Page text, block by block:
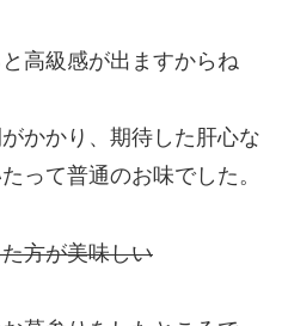
高級感が出ますからね
かかり、期待した肝心な
って普通のお味でした。
方が美味しい